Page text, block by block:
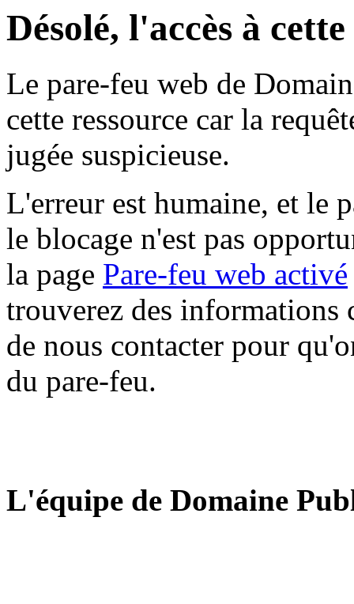
Désolé, l'accès à
Le pare-feu web de
cette ressource car la
jugée suspicieuse.
L'erreur est humaine, et le
le blocage n'est pas
la page Pare-feu web activé
trouverez des informations
de nous contacter pour
du pare-feu.
L'équipe de Domaine